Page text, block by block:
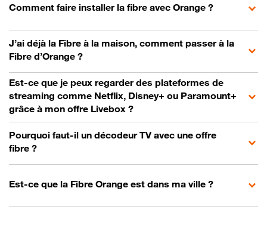
Comment faire installer la fibre avec Orange ?
J’ai déjà la Fibre à la maison, comment passer à la
Fibre d’Orange ?
Est-ce que je peux regarder des plateformes de
streaming comme Netflix, Disney+ ou Paramount+
grâce à mon offre Livebox ?
Pourquoi faut-il un décodeur TV avec une offre
fibre ?
Est-ce que la Fibre Orange est dans ma ville ?